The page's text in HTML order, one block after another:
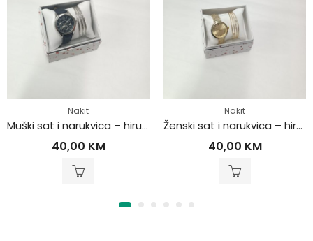
Nakit
Muški sat i narukvica – hirurški čelik
40,00 KM
Nakit
Ženski sat i narukvica – hirurški čelik
40,00 KM